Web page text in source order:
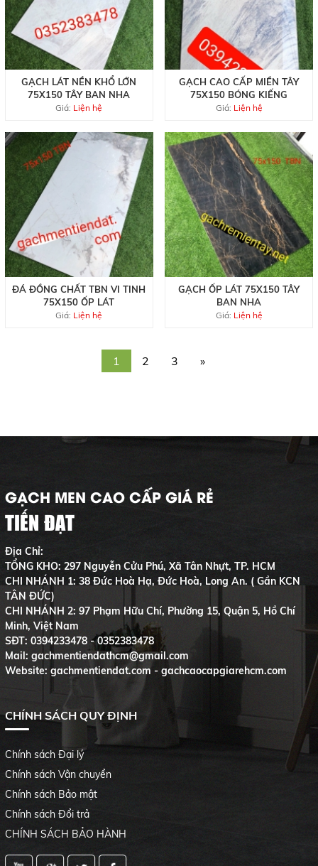
GẠCH LÁT NỀN KHỔ LỚN
75X150 TÂY BAN NHA
Giá: Liện hệ
GẠCH CAO CẤP MIỀN TÂY
75X150 BÓNG KIẾNG
Giá: Liện hệ
ĐÁ ĐỒNG CHẤT TBN VI TINH
75X150 ỐP LÁT
Giá: Liện hệ
GẠCH ỐP LÁT 75X150 TÂY
BAN NHA
Giá: Liện hệ
1 2 3 »
GẠCH MEN CAO CẤP GIÁ RẺ
TIẾN ĐẠT
Địa Chỉ:
TỔNG KHO: 297 Nguyễn Cửu Phú, Xã Tân Nhựt, TP. HCM
CHI NHÁNH 1: 38 Đức Hoà Hạ, Đức Hoà, Long An. ( Gần KCN
TÂN ĐỨC)
CHI NHÁNH 2: 97 Phạm Hữu Chí, Phường 15, Quận 5, Hồ Chí
Minh, Việt Nam
SĐT: 0394233478 - 0352383478
Mail: gachmentiendathcm@gmail.com
Website: gachmentiendat.com - gachcaocapgiarehcm.com
CHÍNH SÁCH QUY ĐỊNH
Chính sách Đại lý
Chính sách Vận chuyển
Chính sách Bảo mật
Chính sách Đổi trả
CHÍNH SÁCH BẢO HÀNH